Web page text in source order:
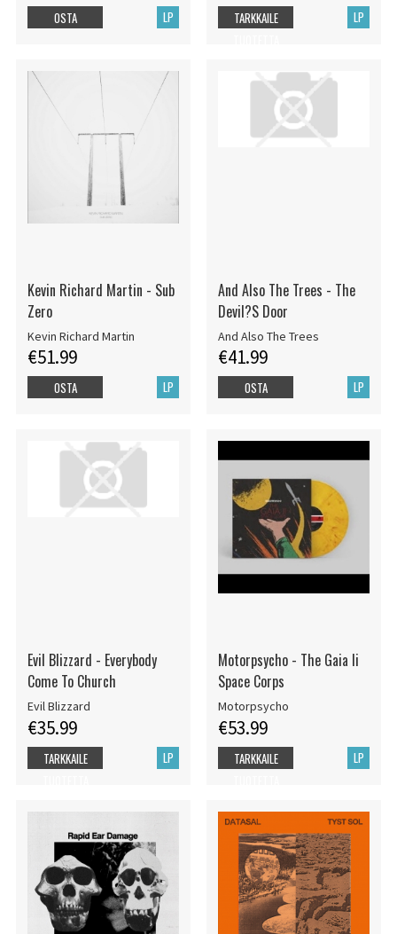
LP
OSTA LP
TARKKAILE
Kevin Richard Martin - Sub
Zero
Kevin Richard Martin
€51.99
LP
OSTA
And Also The Trees - The
Devil?S Door
And Also The Trees
€41.99
LP
OSTA
Evil Blizzard - Everybody
Come To Church
Evil Blizzard
€35.99
LP
TARKKAILE
Motorpsycho - The Gaia Ii
Space Corps
Motorpsycho
€53.99
LP
TARKKAILE